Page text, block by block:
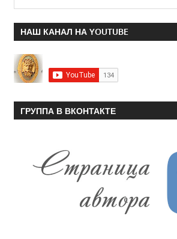
НАШ КАНАЛ НА YOUTUBE
ГРУППА В ВКОНТАКТЕ